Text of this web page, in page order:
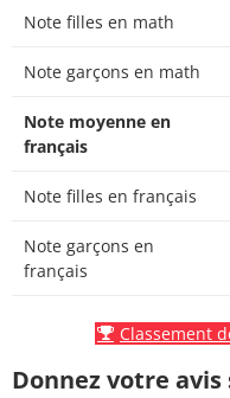
Note filles en math
Note garçons en math
Note moyenne en
français
Note filles en français
Note garçons en
français
Classement
Donnez votre